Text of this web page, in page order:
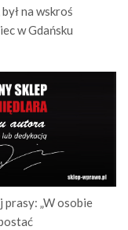
na wskroś
w Gdańsku
„W osobie